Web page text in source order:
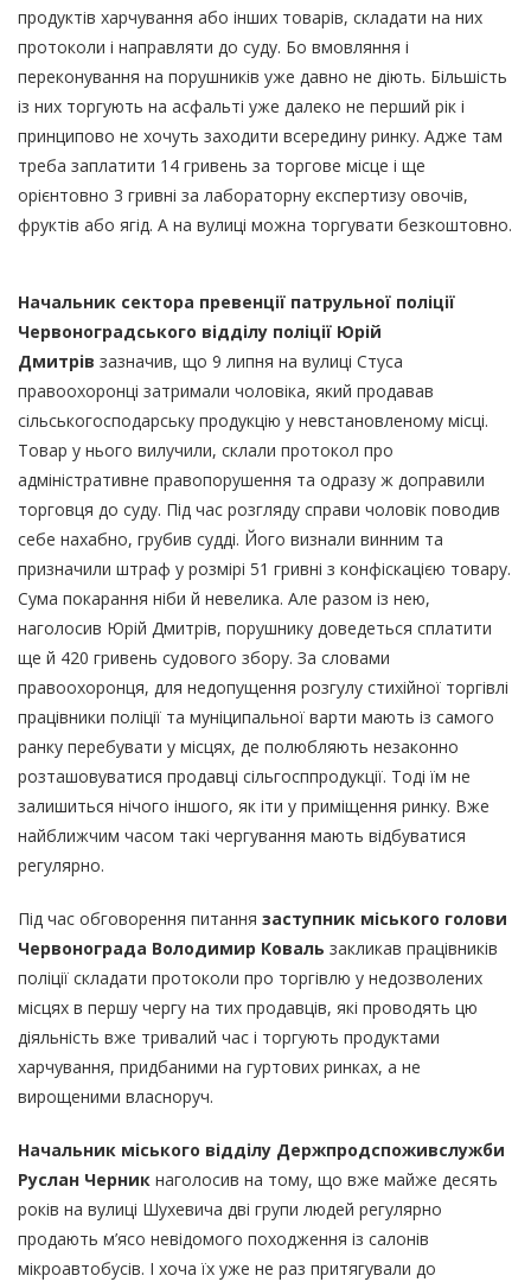
продуктів харчування або інших товарів, складати на них
протоколи і направляти до суду. Бо вмовляння і
переконування на порушників уже давно не діють. Більшість
із них торгують на асфальті уже далеко не перший рік і
принципово не хочуть заходити всередину ринку. Адже там
треба заплатити 14 гривень за торгове місце і ще
орієнтовно 3 гривні за лабораторну експертизу овочів,
фруктів або ягід. А на вулиці можна торгувати безкоштовно.
Начальник сектора превенції патрульної поліції
Червоноградського відділу поліції Юрій
Дмитрів зазначив, що 9 липня на вулиці Стуса
правоохоронці затримали чоловіка, який продавав
сільськогосподарську продукцію у невстановленому місці.
Товар у нього вилучили, склали протокол про
адміністративне правопорушення та одразу ж доправили
торговця до суду. Під час розгляду справи чоловік поводив
себе нахабно, грубив судді. Його визнали винним та
призначили штраф у розмірі 51 гривні з конфіскацією товару.
Сума покарання ніби й невелика. Але разом із нею,
наголосив Юрій Дмитрів, порушнику доведеться сплатити
ще й 420 гривень судового збору. За словами
правоохоронця, для недопущення розгулу стихійної торгівлі
працівники поліції та муніципальної варти мають із самого
ранку перебувати у місцях, де полюбляють незаконно
розташовуватися продавці сільгосппродукції. Тоді їм не
залишиться нічого іншого, як іти у приміщення ринку. Вже
найближчим часом такі чергування мають відбуватися
регулярно.
Під час обговорення питання заступник міського голови
Червонограда Володимир Коваль закликав працівників
поліції складати протоколи про торгівлю у недозволених
місцях в першу чергу на тих продавців, які проводять цю
діяльність вже тривалий час і торгують продуктами
харчування, придбаними на гуртових ринках, а не
вирощеними власноруч.
Начальник міського відділу Держпродспоживслужби
Руслан Черник наголосив на тому, що вже майже десять
років на вулиці Шухевича дві групи людей регулярно
продають м’ясо невідомого походження із салонів
мікроавтобусів. І хоча їх уже не раз притягували до